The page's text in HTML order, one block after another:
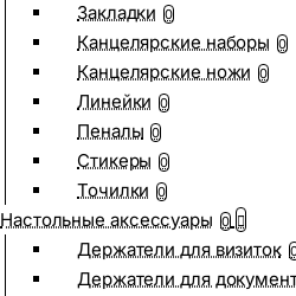
Закладки 0
Канцелярские наборы 0
Канцелярские ножи 0
Линейки 0
Пеналы 0
Стикеры 0
Точилки 0
Настольные аксессуары 0
Держатели для визиток
Держатели для